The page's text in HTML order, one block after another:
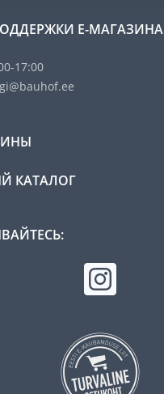
Е-МАГАЗИНА
17:00
КАТАЛОГ